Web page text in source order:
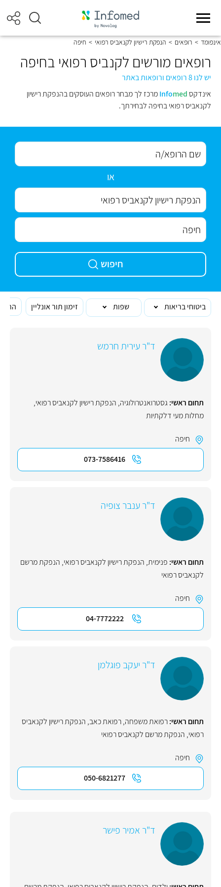
אינפומד > רופאים > הנפקת רישיון לקנאביס רפואי > חיפה
רופאים מורשים לקנביס רפואי בחיפה
יש לנו 8 רופאים ורופאות באתר
אינדקס
Infomed
מרכז לך מבחר רופאים העוסקים בהנפקת רישיון
לקנאביס רפואי בחיפה לבחירתך.
או
חיפוש
ביטוחי בריאות שפות זימון תור אונליין
ד"ר עירית חרמש
תחום ראשי: גסטרואנטרולוגיה, הנפקת רישיון לקנאביס רפואי,
מחלות מעי דלקתיות
חיפה
073-7586416
ד"ר ענבר צופיה
תחום ראשי: פנימית, הנפקת רישיון לקנאביס רפואי, הנפקת מרשם
לקנאביס רפואי
חיפה
04-7772222
ד"ר יעקב פוגלמן
תחום ראשי:רפואת משפחה,רפואת כאב, הנפקת רישיון לקנאביס
רפואי, הנפקת מרשם לקנאביס רפואי
חיפה
050-6821277
ד"ר אמיר פישר